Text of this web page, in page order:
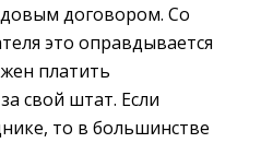
договором. Со
это оправдывается
платить
свой штат. Если
то в большинстве